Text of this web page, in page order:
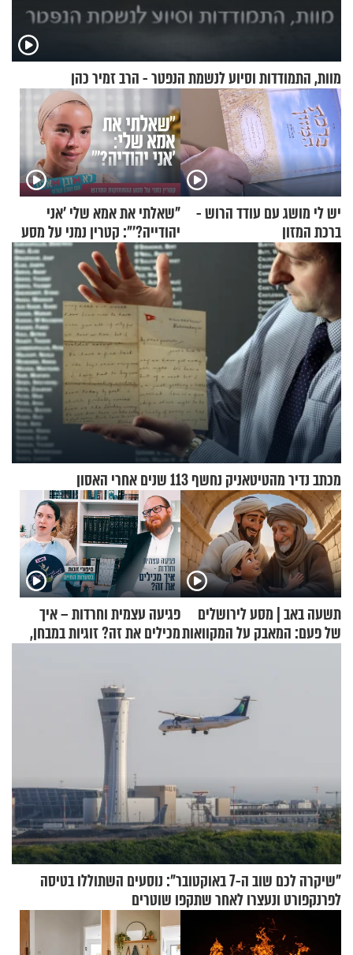
מוות, התמודדות וסיוע לנשמת הנפטר - הרב זמיר כהן
יש לי מושג עם עודד הרוש -
ברכת המזון
"שאלתי את אמא שלי 'אני
יהודייה?'": קטרין נמני על מסע
ההתחזקות המרגש
מכתב נדיר מהטיטאניק נחשף 113 שנים אחרי האסון
תשעה באב | מסע לירושלים
של פעם: המאבק על המקוואות
פגיעה עצמית וחרדות – איך
מכילים את זה? זוגיות במבחן,
"שיקרה לכם שוב ה-7 באוקטובר": נוסעים השתוללו בטיסה
לפרנקפורט ונעצרו לאחר שתקפו שוטרים